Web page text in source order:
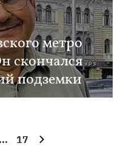
метро
скончался
подземки
... 17